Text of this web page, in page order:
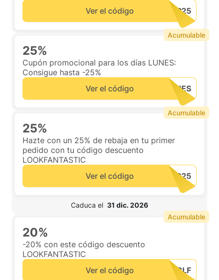
Ver el código
25%
Cupón promocional para los días LUNES:
Consigue hasta -25%
Ver el código
Acumulable
25%
Hazte con un 25% de rebaja en tu primer
pedido con tu código descuento
LOOKFANTASTIC
Ver el código
Caduca el 31 dic. 2026
Acumulable
20%
-20% con este código descuento
LOOKFANTASTIC
Ver el código
Acumulable